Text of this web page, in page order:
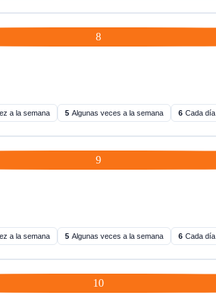
8
a la semana 5 Algunas veces a la semana 6 Cada día
9
a la semana 5 Algunas veces a la semana 6 Cada día
10